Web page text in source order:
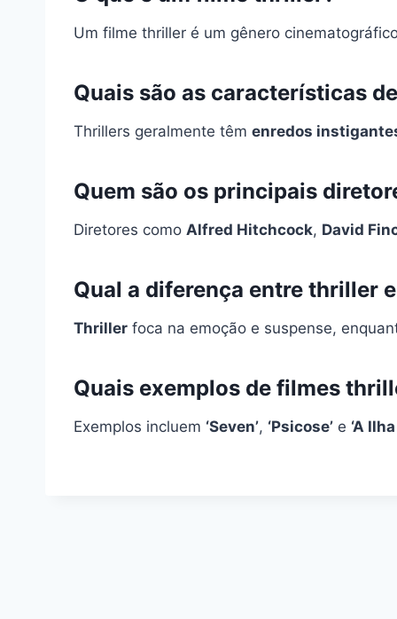
Um filme thriller é um gênero
Quais são as características
Thrillers geralmente têm enredos
Quem são os principais
Diretores como Alfred Hitchcock, David
Qual a diferença entre thriller
Thriller foca na emoção e suspense,
Quais exemplos de filmes
Exemplos incluem ‘Seven’, ‘Psicose’ e ‘A